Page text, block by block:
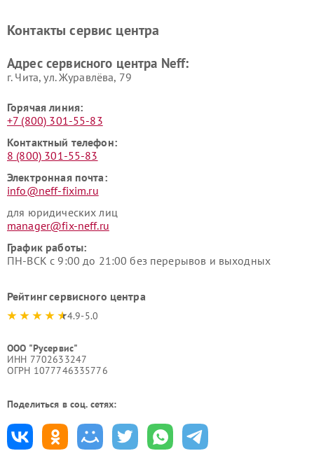
Контакты сервис центра
Адрес сервисного центра Neff:
г. Чита, ул. Журавлёва, 79
Горячая линия:
+7 (800) 301-55-83
Контактный телефон:
8 (800) 301-55-83
Электронная почта:
info@neff-fixim.ru
для юридических лиц
manager@fix-neff.ru
График работы:
ПН-ВСК с 9:00 до 21:00 без перерывов и выходных
Рейтинг сервисного центра
4.9-5.0
ООО "Русервис"
ИНН 7702633247
ОГРН 1077746335776
Поделиться в соц. сетях: